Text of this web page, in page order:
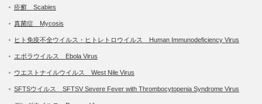
疥癬 Scabies
真菌症 Mycosis
ヒト免疫不全ウイルス・ヒトレトロウイルス Human Immunodeficiency Virus
エボラウイルス Ebola Virus
ウエストナイルウイルス West Nile Virus
SFTSウイルス SFTSV Severe Fever with Thrombocytopenia Syndrome Virus